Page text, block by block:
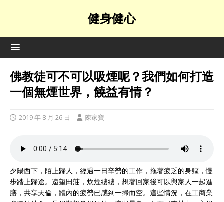
健身健心
佛教徒可不可以吸煙呢？我們如何打造
一個無煙世界，饒益有情？
2019 年 8 月 26 日 陳家寶
夕陽西下，陌上歸人，經過一日辛勞的工作，拖著疲乏的身軀，慢
步踏上歸途。遠望田莊，炊煙縷縷，想著回家後可以與家人一起進
膳，共享天倫，體內的疲勞已感到一掃而空。這些情況，在工商業